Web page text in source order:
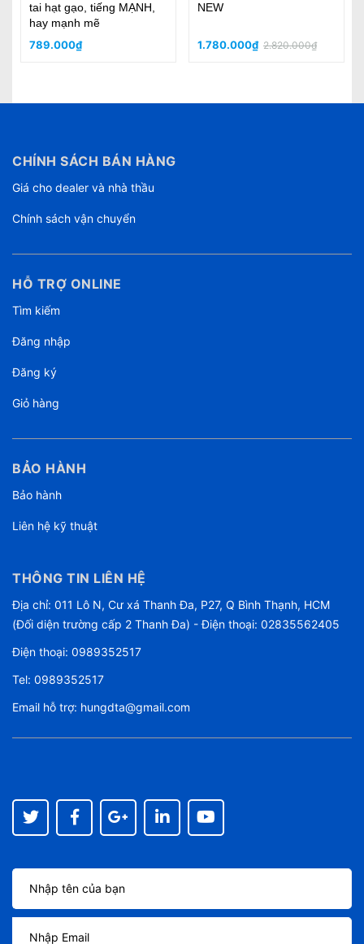
4.180.000₫
Loại, Tiếng Hay, Tần số
Cao, Sóng Mạnh
3.200.000₫
CHÍNH SÁCH BÁN HÀNG
Giá cho dealer và nhà thầu
Chính sách vận chuyển
HỖ TRỢ ONLINE
Tìm kiếm
Đăng nhập
Đăng ký
Giỏ hàng
BẢO HÀNH
Bảo hành
Liên hệ kỹ thuật
THÔNG TIN LIÊN HỆ
Địa chỉ: 011 Lô N, Cư xá Thanh Đa, P27, Q Bình Thạnh, HCM
(Đối diện trường cấp 2 Thanh Đa) - Điện thoại: 02835562405
Điện thoại: 0989352517
Tel: 0989352517
Email hỗ trợ: hungdta@gmail.com